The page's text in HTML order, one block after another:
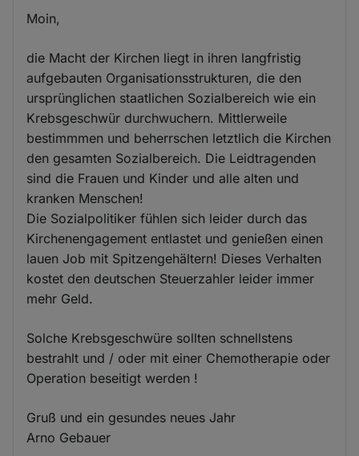
Moin,
die Macht der Kirchen liegt in ihren langfristig
aufgebauten Organisationsstrukturen, die den
ursprünglichen staatlichen Sozialbereich wie ein
Krebsgeschwür durchwuchern. Mittlerweile
bestimmmen und beherrschen letztlich die Kirchen
den gesamten Sozialbereich. Die Leidtragenden
sind die Frauen und Kinder und alle alten und
kranken Menschen!
Die Sozialpolitiker fühlen sich leider durch das
Kirchenengagement entlastet und genießen einen
lauen Job mit Spitzengehältern! Dieses Verhalten
kostet den deutschen Steuerzahler leider immer
mehr Geld.
Solche Krebsgeschwüre sollten schnellstens
bestrahlt und / oder mit einer Chemotherapie oder
Operation beseitigt werden !
Gruß und ein gesundes neues Jahr
Arno Gebauer